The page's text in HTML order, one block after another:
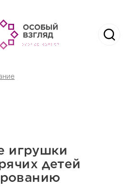
игрушки
детей